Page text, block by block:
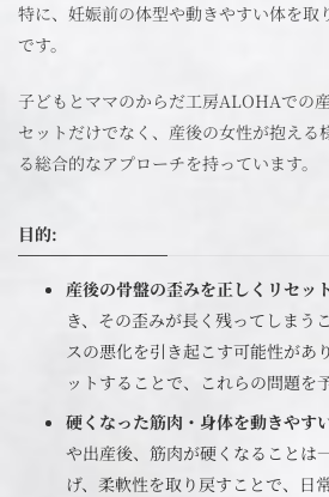
特に、妊娠前の体型や動きやすい体を取
です。
子どもとママのからだ工房ALOHAでの
セットだけでなく、産後の女性が抱える
る総合的なアプローチを持っています。
目的:
産後の骨盤の歪みを正しくリセッ
き、その歪みが長く残ってしまう
スの悪化を引き起こす可能性があ
ットすることで、これらの問題を
硬くなった筋肉・身体を動きやす
や出産後、筋肉が硬くなることは
げ、柔軟性を取り戻すことで、日